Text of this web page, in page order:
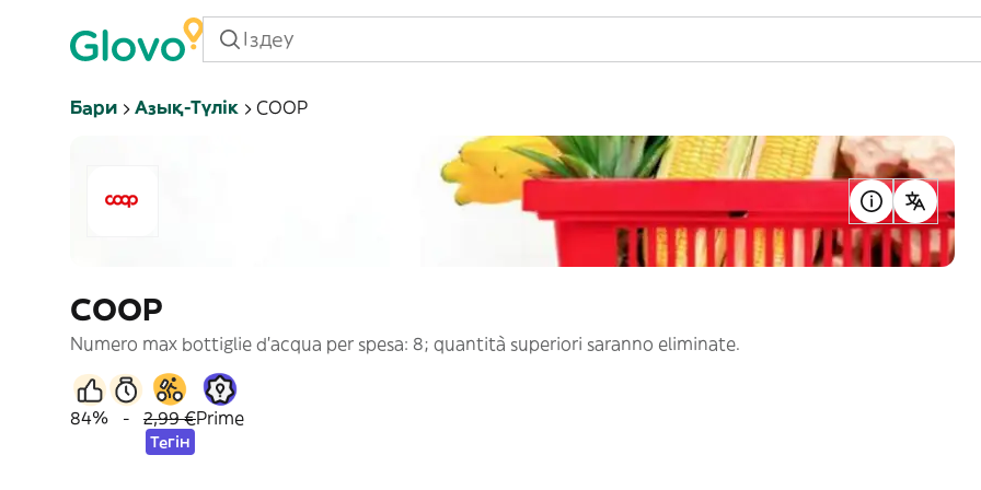
Бари Азық-Түлік COOP
COOP
Numero max bottiglie d'acqua per spesa: 8; quantità superiori saranno eliminate.
84% - 2,99 €
Тегін
Prime